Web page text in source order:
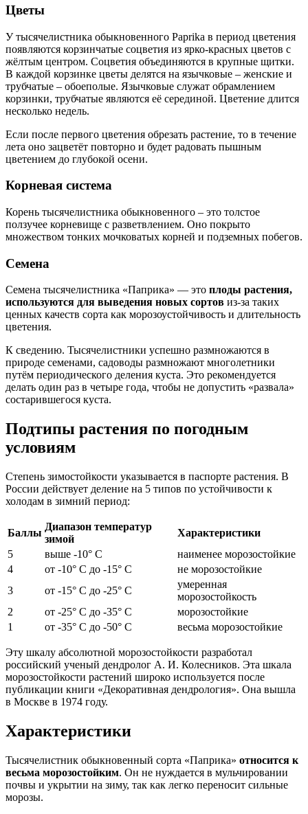
Цветы
У тысячелистника обыкновенного Paprika в период цветения
появляются корзинчатые соцветия из ярко-красных цветов с
жёлтым центром. Соцветия объединяются в крупные щитки.
В каждой корзинке цветы делятся на язычковые – женские и
трубчатые – обоеполые. Язычковые служат обрамлением
корзинки, трубчатые являются её серединой. Цветение длится
несколько недель.
Если после первого цветения обрезать растение, то в течение
лета оно зацветёт повторно и будет радовать пышным
цветением до глубокой осени.
Корневая система
Корень тысячелистника обыкновенного – это толстое
ползучее корневище с разветвлением. Оно покрыто
множеством тонких мочковатых корней и подземных побегов.
Семена
Семена тысячелистника «Паприка» — это плоды растения,
используются для выведения новых сортов из-за таких
ценных качеств сорта как морозоустойчивость и длительность
цветения.
К сведению. Тысячелистники успешно размножаются в
природе семенами, садоводы размножают многолетники
путём периодического деления куста. Это рекомендуется
делать один раз в четыре года, чтобы не допустить «развала»
состарившегося куста.
Подтипы растения по погодным
условиям
Степень зимостойкости указывается в паспорте растения. В
России действует деление на 5 типов по устойчивости к
холодам в зимний период:
Баллы
Диапазон температур
зимой
Характеристики
5
выше -10° С
наименее морозостойкие
4
от -10° С до -15° С
не морозостойкие
3
от -15° С до -25° С
умеренная
морозостойкость
2
от -25° С до -35° С
морозостойкие
1
от -35° С до -50° С весьма морозостойкие
Эту шкалу абсолютной морозостойкости разработал
российский ученый дендролог А. И. Колесников. Эта шкала
морозостойкости растений широко используется после
публикации книги «Декоративная дендрология». Она вышла
в Москве в 1974 году.
Характеристики
Тысячелистник обыкновенный сорта «Паприка» относится к
весьма морозостойким. Он не нуждается в мульчировании
почвы и укрытии на зиму, так как легко переносит сильные
морозы.